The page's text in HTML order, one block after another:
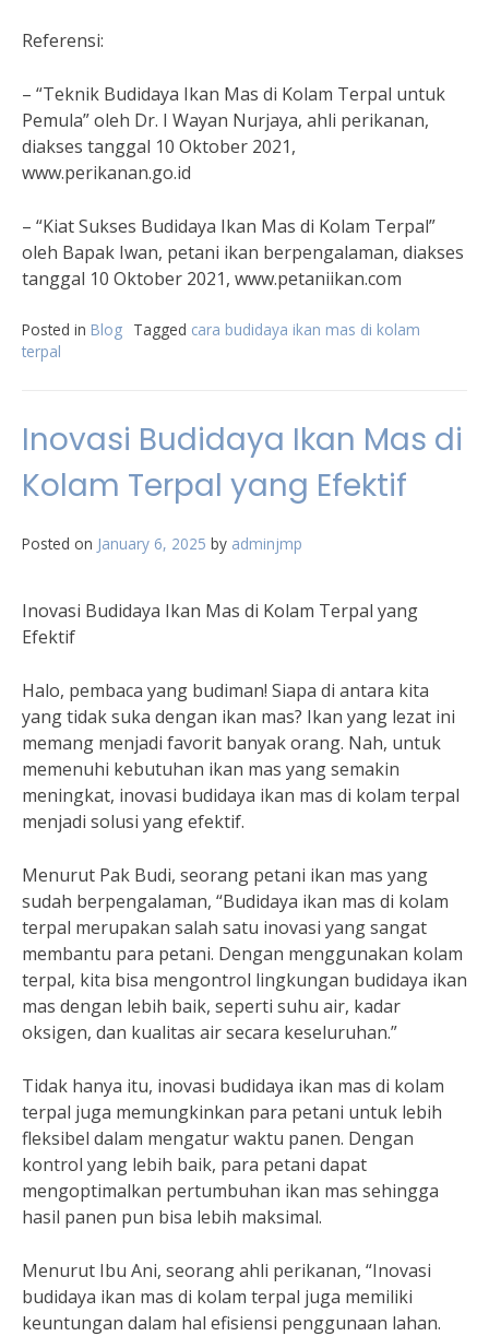
Referensi:
– “Teknik Budidaya Ikan Mas di Kolam Terpal untuk
Pemula” oleh Dr. I Wayan Nurjaya, ahli perikanan,
diakses tanggal 10 Oktober 2021,
www.perikanan.go.id
– “Kiat Sukses Budidaya Ikan Mas di Kolam Terpal”
oleh Bapak Iwan, petani ikan berpengalaman, diakses
tanggal 10 Oktober 2021, www.petaniikan.com
Posted in Blog Tagged cara budidaya ikan mas di kolam
terpal
Inovasi Budidaya Ikan Mas di
Kolam Terpal yang Efektif
Posted on January 6, 2025 by adminjmp
Inovasi Budidaya Ikan Mas di Kolam Terpal yang
Efektif
Halo, pembaca yang budiman! Siapa di antara kita
yang tidak suka dengan ikan mas? Ikan yang lezat ini
memang menjadi favorit banyak orang. Nah, untuk
memenuhi kebutuhan ikan mas yang semakin
meningkat, inovasi budidaya ikan mas di kolam terpal
menjadi solusi yang efektif.
Menurut Pak Budi, seorang petani ikan mas yang
sudah berpengalaman, “Budidaya ikan mas di kolam
terpal merupakan salah satu inovasi yang sangat
membantu para petani. Dengan menggunakan kolam
terpal, kita bisa mengontrol lingkungan budidaya ikan
mas dengan lebih baik, seperti suhu air, kadar
oksigen, dan kualitas air secara keseluruhan.”
Tidak hanya itu, inovasi budidaya ikan mas di kolam
terpal juga memungkinkan para petani untuk lebih
fleksibel dalam mengatur waktu panen. Dengan
kontrol yang lebih baik, para petani dapat
mengoptimalkan pertumbuhan ikan mas sehingga
hasil panen pun bisa lebih maksimal.
Menurut Ibu Ani, seorang ahli perikanan, “Inovasi
budidaya ikan mas di kolam terpal juga memiliki
keuntungan dalam hal efisiensi penggunaan lahan.